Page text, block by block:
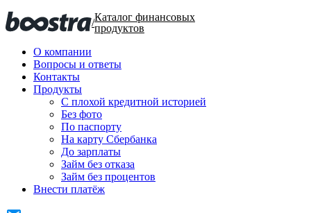
/Каталог финансовых
продуктов
О компании
Вопросы и ответы
Контакты
Продукты
C плохой кредитной историей
Без фото
По паспорту
На карту Сбербанка
До зарплаты
Займ без отказа
Займ без процентов
Внести платёж